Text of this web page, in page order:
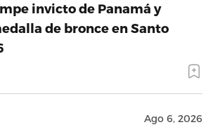
invicto de Panamá y
de bronce en Santo
Ago 6, 2026